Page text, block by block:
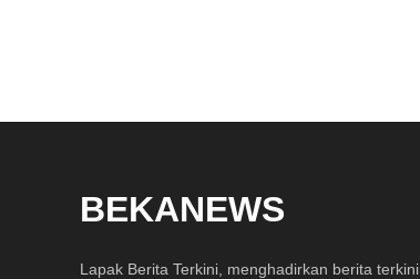
BEKANEWS
Lapak Berita Terkini, menghadirkan berita terkini,